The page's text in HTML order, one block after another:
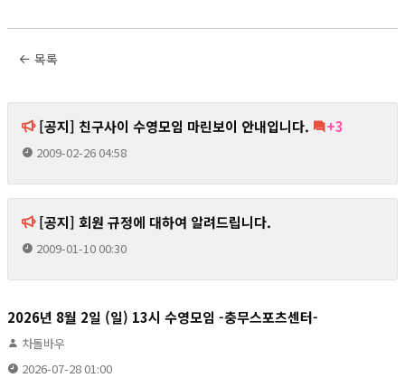
목록
[공지] 친구사이 수영모임 마린보이 안내입니다. +3
2009-02-26 04:58
[공지] 회원 규정에 대하여 알려드립니다.
2009-01-10 00:30
2026년 8월 2일 (일) 13시 수영모임 -충무스포츠센터-
차돌바우
2026-07-28 01:00